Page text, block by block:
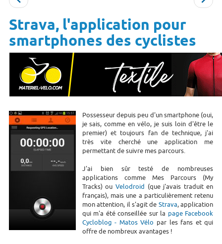
Strava, l'application pour
smartphones des cyclistes
Possesseur depuis peu d'un smartphone (oui,
je sais, comme en vélo, je suis loin d'être le
premier) et toujours fan de technique, j'ai
très vite cherché une application me
permettant de suivre mes parcours.
J'ai bien sûr testé de nombreuses
applications comme Mes Parcours (My
Tracks) ou Velodroid (que j'avais traduit en
français), mais une a particulièrement retenu
mon attention, il s'agit de Strava, application
qui m'a été conseillée sur la page Facebook
Cycloblog - Matos Vélo par les fans et qui
offre de nombreux avantages !